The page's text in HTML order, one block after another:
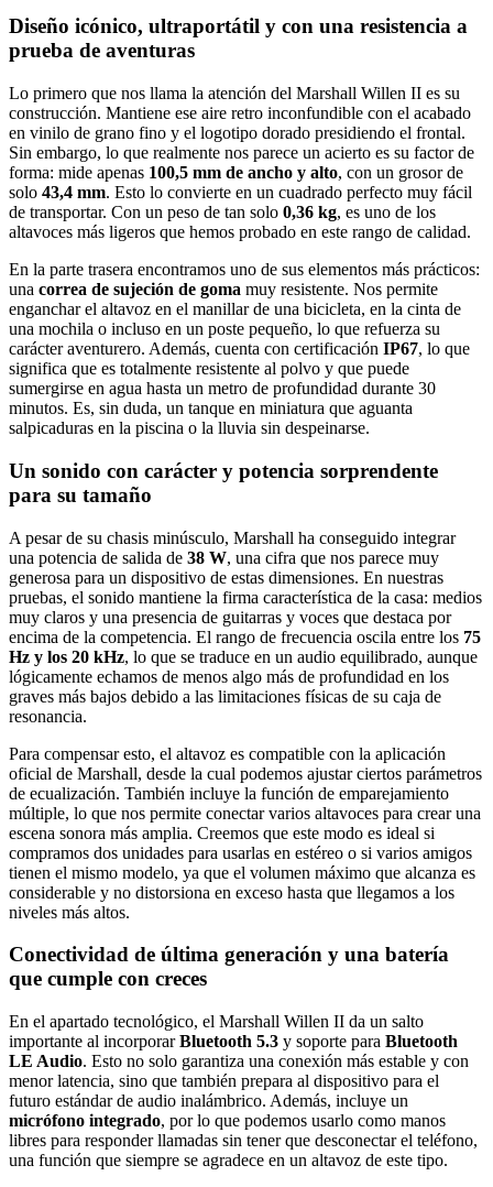
Diseño icónico, ultraportátil y con una resistencia a
prueba de aventuras
Lo primero que nos llama la atención del Marshall Willen II es su
construcción. Mantiene ese aire retro inconfundible con el acabado
en vinilo de grano fino y el logotipo dorado presidiendo el frontal.
Sin embargo, lo que realmente nos parece un acierto es su factor de
forma: mide apenas 100,5 mm de ancho y alto, con un grosor de
solo 43,4 mm. Esto lo convierte en un cuadrado perfecto muy fácil
de transportar. Con un peso de tan solo 0,36 kg, es uno de los
altavoces más ligeros que hemos probado en este rango de calidad.
En la parte trasera encontramos uno de sus elementos más prácticos:
una correa de sujeción de goma muy resistente. Nos permite
enganchar el altavoz en el manillar de una bicicleta, en la cinta de
una mochila o incluso en un poste pequeño, lo que refuerza su
carácter aventurero. Además, cuenta con certificación IP67, lo que
significa que es totalmente resistente al polvo y que puede
sumergirse en agua hasta un metro de profundidad durante 30
minutos. Es, sin duda, un tanque en miniatura que aguanta
salpicaduras en la piscina o la lluvia sin despeinarse.
Un sonido con carácter y potencia sorprendente
para su tamaño
A pesar de su chasis minúsculo, Marshall ha conseguido integrar
una potencia de salida de 38 W, una cifra que nos parece muy
generosa para un dispositivo de estas dimensiones. En nuestras
pruebas, el sonido mantiene la firma característica de la casa: medios
muy claros y una presencia de guitarras y voces que destaca por
encima de la competencia. El rango de frecuencia oscila entre los 75
Hz y los 20 kHz, lo que se traduce en un audio equilibrado, aunque
lógicamente echamos de menos algo más de profundidad en los
graves más bajos debido a las limitaciones físicas de su caja de
resonancia.
Para compensar esto, el altavoz es compatible con la aplicación
oficial de Marshall, desde la cual podemos ajustar ciertos parámetros
de ecualización. También incluye la función de emparejamiento
múltiple, lo que nos permite conectar varios altavoces para crear una
escena sonora más amplia. Creemos que este modo es ideal si
compramos dos unidades para usarlas en estéreo o si varios amigos
tienen el mismo modelo, ya que el volumen máximo que alcanza es
considerable y no distorsiona en exceso hasta que llegamos a los
niveles más altos.
Conectividad de última generación y una batería
que cumple con creces
En el apartado tecnológico, el Marshall Willen II da un salto
importante al incorporarBluetooth 5.3 y soporte para Bluetooth
LE Audio. Esto no solo garantiza una conexión más estable y con
menor latencia, sino que también prepara al dispositivo para el
futuro estándar de audio inalámbrico. Además, incluye un
micrófono integrado, por lo que podemos usarlo como manos
libres para responder llamadas sin tener que desconectar el teléfono,
una función que siempre se agradece en un altavoz de este tipo.